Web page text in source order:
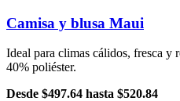
Camisa y blusa Maui
Ideal para climas cálidos, fresca y
40% poliéster.
Desde $497.64 hasta $520.84